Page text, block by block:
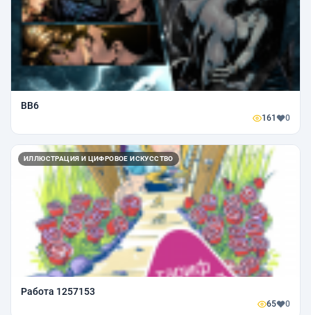
BB6
161 0
ИЛЛЮСТРАЦИЯ И ЦИФРОВОЕ ИСКУССТВО
Работа 1257153
65 0